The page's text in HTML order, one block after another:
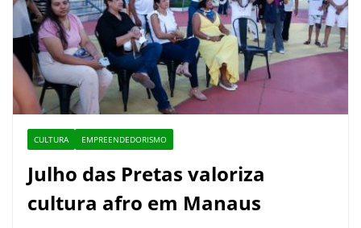
CULTURA EMPREENDEDORISMO
Julho das Pretas valoriza
cultura afro em Manaus